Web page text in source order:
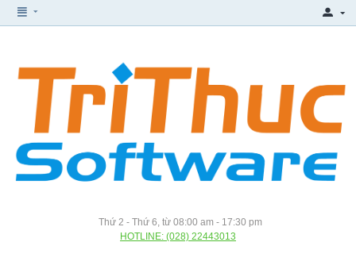
Thứ 2 - Thứ 6, từ 08:00 am - 17:30 pm
HOTLINE: (028) 22443013